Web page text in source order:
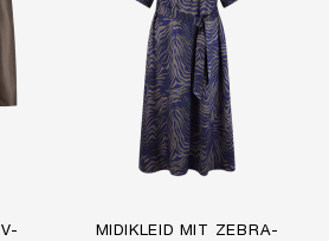
MIDIKLEID MIT ZEBRA-